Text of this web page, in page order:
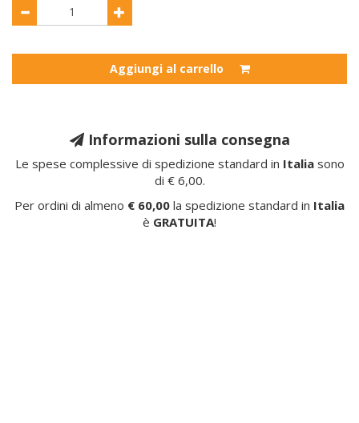
Aggiungi al carrello
Informazioni sulla consegna
Le spese complessive di spedizione standard in Italiasono
di € 6,00.
Per ordini di almeno € 60,00 la spedizione standard in Italia
è GRATUITA!